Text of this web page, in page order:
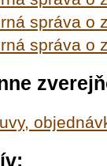
správa o
správa o